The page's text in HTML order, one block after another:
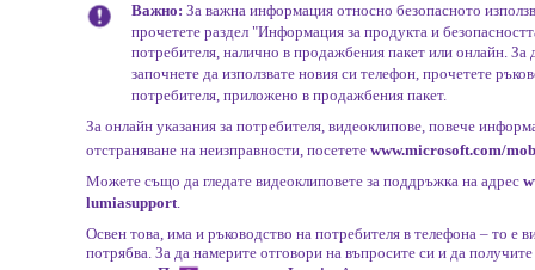
Важно: За важна информация относно безопасното
прочетете раздел "Информация за продукта и
потребителя, налично в продажбения пакет или онлайн. За
започнете да използвате новия си телефон, прочетете
потребителя, приложено в продажбения пакет.
За онлайн указания за потребителя, видеоклипове, повече
отстраняване на неизправности, посетете www.microsoft.com/
Можете също да гледате видеоклиповете за поддръжка на адрес
lumiasupport.
Освен това, има и ръководство на потребителя в телефона – то е
потрябва. За да намерите отговори на въпросите си и да